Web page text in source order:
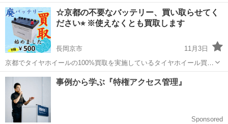
ます。 元レコード店スタッフ、リサイクルショップスタッフが丁寧に
査定致します。 1点から大量の買取も対応いたしますのでお気軽にご
連絡ください。☎︎ 0...
京都 京都市 龍安寺駅 リサイクルショップ 買取
☆京都の不要なバッテリー、買い取らせてく
ださい⭐︎ ※使えなくとも買取します
長岡京市
11月3日
京都でタイヤホイールの100%買取を実施しているタイヤホイール買取
専門店Reキャリー京都 山科・伏見 長岡京店です！ 当店ではタイヤホ
イールだけではなく、車の不要なバッテリーも1個500円で買取を行っ
京都 長岡京市 リサイクルショップ 買取